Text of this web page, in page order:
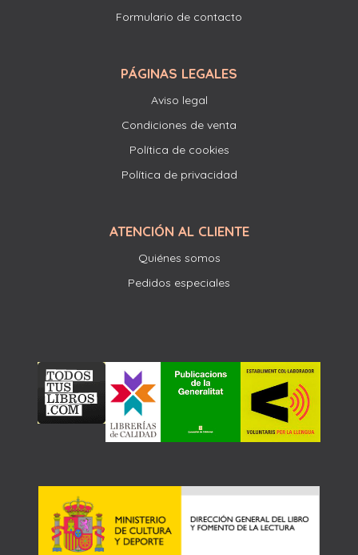
Formulario de contacto
PÁGINAS LEGALES
Aviso legal
Condiciones de venta
Política de cookies
Política de privacidad
ATENCIÓN AL CLIENTE
Quiénes somos
Pedidos especiales